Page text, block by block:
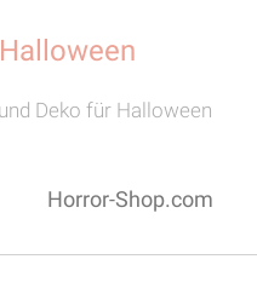
Deko für Halloween
Horror-Shop.com